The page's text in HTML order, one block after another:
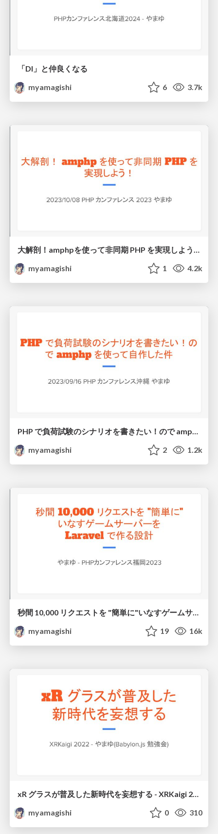
「DI」と仲良くなる
myamagishi
6 3.7k
大解剖！amphpを使って非同期 PHP を実現しよう！
myamagishi
1 4.2k
PHP で負荷試験のシナリオを書きたい！ので amphp を使って自作した件
myamagishi
2 1.2k
秒間 10,000 リクエストを "簡単に"いなすゲームサーバーを Laravel で作る設計
myamagishi
19 16k
myamagishi
0 310